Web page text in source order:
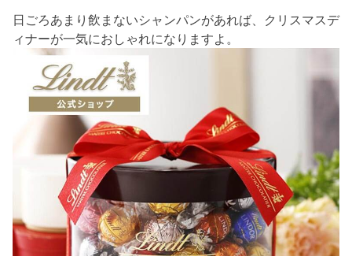
日ごろあまり飲まないシャンパンがあれば、クリスマスデ
ィナーが一気におしゃれになりますよ。